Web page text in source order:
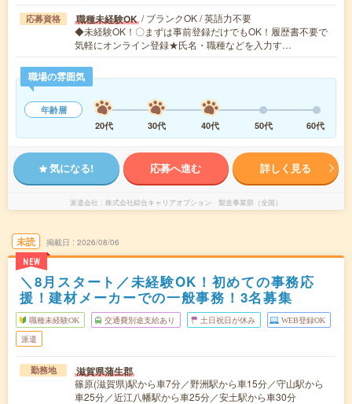
応募資格 職種未経験OK / ブランクOK / 英語力不要
◆未経験OK！〇まずは事前登録だけでもOK！履歴書不要で
気軽にオンライン登録★氏名・職種などを入力す…
職場の雰囲気
年齢層
20代
30代 40代 50代 60代
気になる! 応募へ進む 詳しく見る
派遣会社 株式会社綜合キャリアオプション 製造事業部（全国）
未読
NEW
掲載日 2026/08/06
＼8月スタート／未経験OK！初めての事務応
援！建材メーカーでの一般事務！3名募集
職種未経験OK 交通費別途支給あり 土日祝日が休み WEB登録OK
派遣
勤務地 滋賀県蒲生郡
篠原(滋賀県)駅から車7分／野洲駅から車15分／守山駅から
車25分／近江八幡駅から車25分／安土駅から車30分